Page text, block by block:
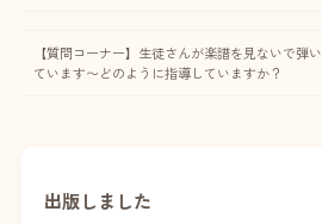
【質問コーナー】生徒さんが楽譜を見ないで弾い
ています〜どのように指導していますか？
出版しました